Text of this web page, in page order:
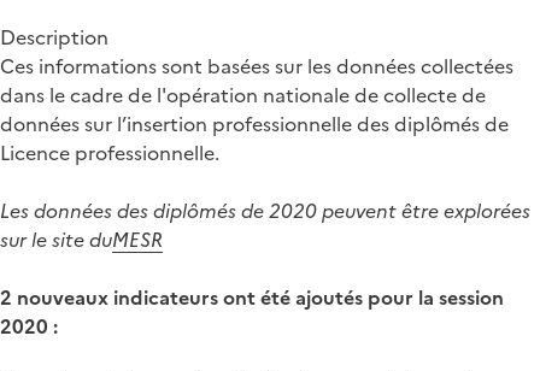
Description
Ces informations sont basées sur les données collectées
dans le cadre de l'opération nationale de collecte de
données sur l’insertion professionnelle des diplômés de
Licence professionnelle.
Les données des diplômés de 2020 peuvent être explorées
sur le site duMESR
2 nouveaux indicateurs ont été ajoutés pour la session
2020 :